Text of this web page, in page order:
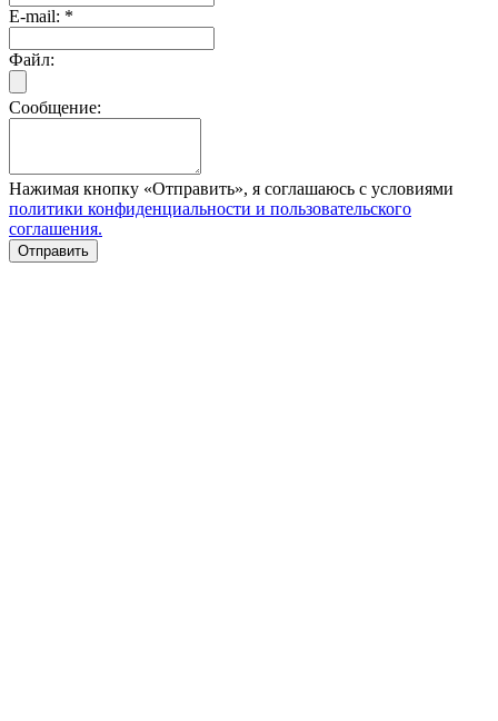
E-mail: *
Файл:
Сообщение:
Нажимая кнопку «Отправить», я соглашаюсь с условиями
политики конфиденциальности и пользовательского
соглашения.
Отправить